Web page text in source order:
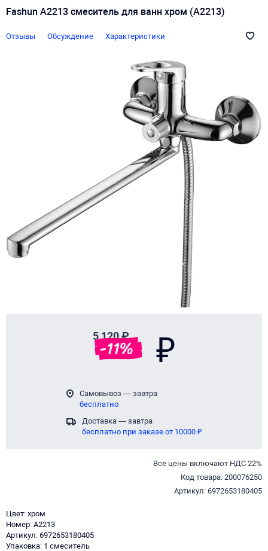
Fashun A2213 смеситель для ванн хром (A2213)
Отзывы Обсуждение Характеристики
5 120 ₽
-11% ₽
Самовывоз — завтра
бесплатно
Доставка — завтра
бесплатно при заказе от 10000 ₽
Все цены включают НДС 22%
Код товара: 200076250
Артикул: 6972653180405
Цвет: хром
Номер: A2213
Артикул: 6972653180405
Упаковка: 1 смеситель